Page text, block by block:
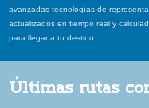
avanzadas tecnologías de
actualizados en tiempo real y
para llegar a tu destino.
Últimas rutas